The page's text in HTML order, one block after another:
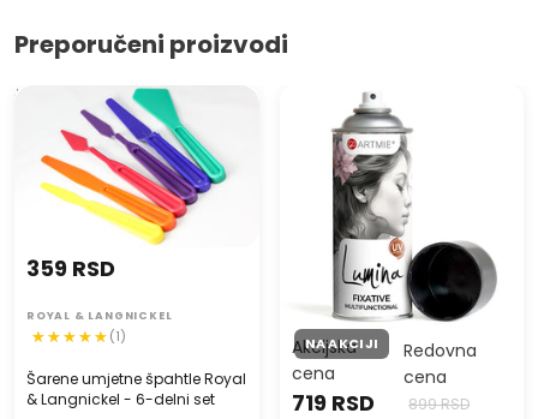
Preporučeni proizvodi
Šarene umjetne špahtle
Royal & Langnickel - 6-delni
Šarene umjetne špahtle Royal
& Langnickel - 6-delni set
359 RSD
ROYAL & LANGNICKEL
(1)
ARTMIE Lumina Fikative Sprai
400 ml
NA AKCIJI
Akcijska
cena
719 RSD
Redovna
cena
899 RSD